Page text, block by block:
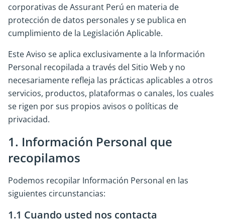
corporativas de Assurant Perú en materia de
protección de datos personales y se publica en
cumplimiento de la Legislación Aplicable.
Este Aviso se aplica exclusivamente a la Información
Personal recopilada a través del Sitio Web y no
necesariamente refleja las prácticas aplicables a otros
servicios, productos, plataformas o canales, los cuales
se rigen por sus propios avisos o políticas de
privacidad.
1. Información Personal que
recopilamos
Podemos recopilar Información Personal en las
siguientes circunstancias:
1.1 Cuando usted nos contacta